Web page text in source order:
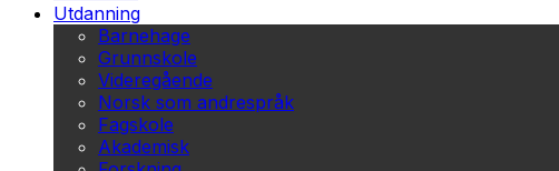
Utdanning
Barnehage
Grunnskole
Videregående
Norsk som andrespråk
Fagskole
Akademisk